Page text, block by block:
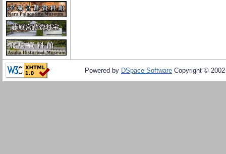
Powered by DSpace Software Copyright ©